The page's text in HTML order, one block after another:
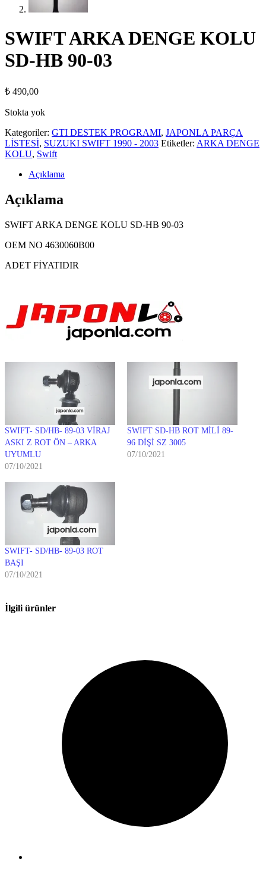
SWIFT ARKA DENGE KOLU
SD-HB 90-03
₺ 490,00
Stokta yok
Kategoriler: GTI DESTEK PROGRAMI, JAPONLA PARÇA
LİSTESİ, SUZUKI SWIFT 1990 - 2003 Etiketler: ARKA DENGE
KOLU, Swift
Açıklama
Açıklama
SWIFT ARKA DENGE KOLU SD-HB 90-03
OEM NO 4630060B00
ADET FİYATIDIR
SWIFT- SD/HB- 89-03 VİRAJ
ASKI Z ROT ÖN – ARKA
UYUMLU
07/10/2021
SWIFT SD-HB ROT MİLİ 89-
96 DİŞİ SZ 3005
07/10/2021
SWIFT- SD/HB- 89-03 ROT
BAŞI
07/10/2021
İlgili ürünler